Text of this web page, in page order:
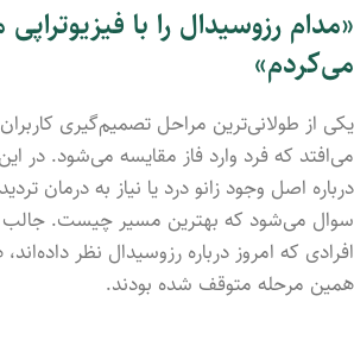
«مدام رزوسیدال را با
می‌کردم»
یکی از طولانی‌ترین مراحل تصمیم‌گیری کاربران
می‌افتد که فرد وارد فاز مقایسه می‌شود. در
درباره اصل وجود زانو درد یا نیاز به درمان
سوال می‌شود که بهترین مسیر چیست. جالب
افرادی که امروز درباره رزوسیدال نظر
همین مرحله متوقف شده بودند.